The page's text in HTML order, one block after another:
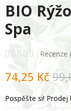
BIO
Spa
Recenze (
74,25 Kč
Pospěšte si! Prodej